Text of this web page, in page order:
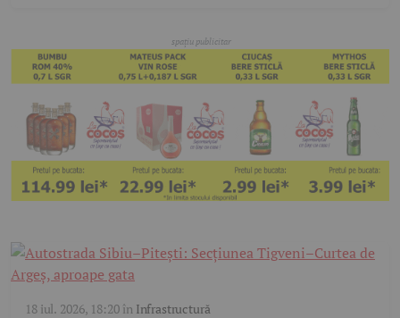
18 iul. 2026, 18:20în Infrastructură